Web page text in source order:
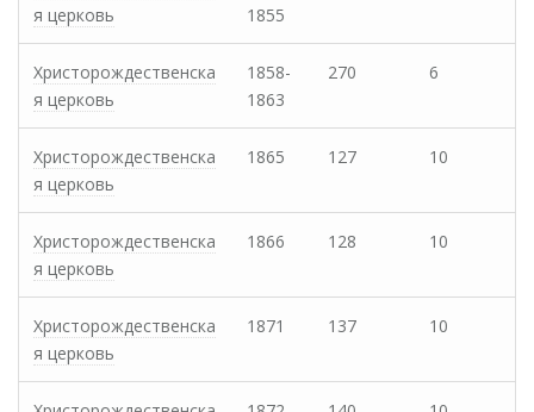
я церковь
1855
Христорождественска
я церковь
1858-
1863
270 6
Христорождественска
я церковь
1865 127 10
Христорождественска
я церковь
1866 128 10
Христорождественска
я церковь
1871 137 10